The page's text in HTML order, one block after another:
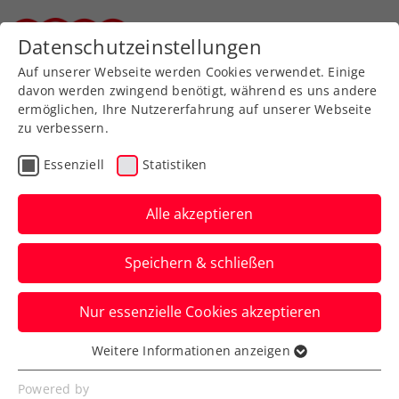
Zurück zur Newsübersicht
Turniere
ATP-Challenger Skopje:
Halbfinalpremiere für
starken Schwärzler
Und auch Neil Oberleitner zeigt in
Nordmazedoniens Hauptstadt Skopje
mehrmals auf.
Verfasst von: Manuel Wachta, 23.05.2024
Datenschutzeinstellungen
Auf unserer Webseite werden Cookies verwendet. Einige
davon werden zwingend benötigt, während es uns andere
ermöglichen, Ihre Nutzererfahrung auf unserer Webseite
zu verbessern.
Essenziell Statistiken
Alle akzeptieren
Speichern & schließen
Nur essenzielle Cookies akzeptieren
Essenziell
Essenzielle Cookies werden für grundlegende
Weitere Informationen anzeigen
Powered by